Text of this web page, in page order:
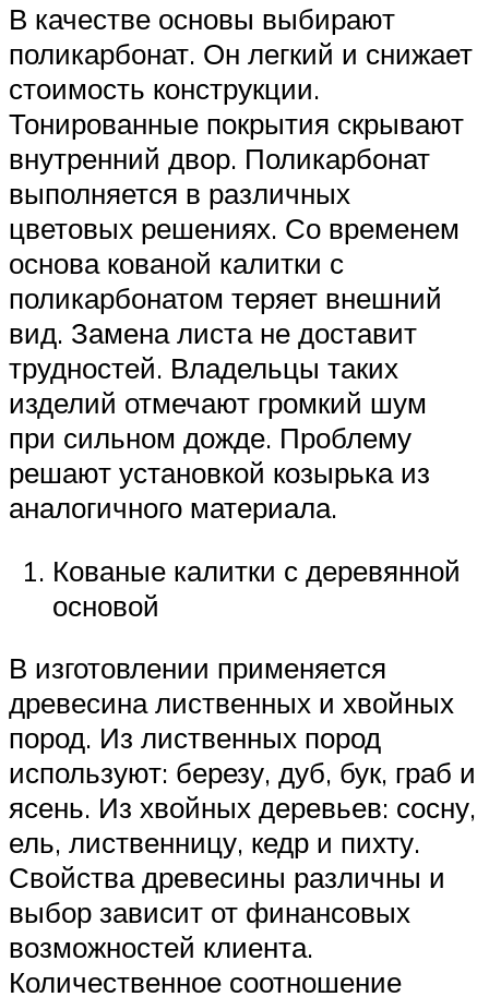
В качестве основы выбирают
поликарбонат. Он легкий и снижает
стоимость конструкции.
Тонированные покрытия скрывают
внутренний двор. Поликарбонат
выполняется в различных
цветовых решениях. Со временем
основа кованой калитки с
поликарбонатом теряет внешний
вид. Замена листа не доставит
трудностей. Владельцы таких
изделий отмечают громкий шум
при сильном дожде. Проблему
решают установкой козырька из
аналогичного материала.
Кованые калитки с деревянной
основой
В изготовлении применяется
древесина лиственных и хвойных
пород. Из лиственных пород
используют: березу, дуб, бук, граб и
ясень. Из хвойных деревьев: сосну,
ель, лиственницу, кедр и пихту.
Свойства древесины различны и
выбор зависит от финансовых
возможностей клиента.
Количественное соотношение